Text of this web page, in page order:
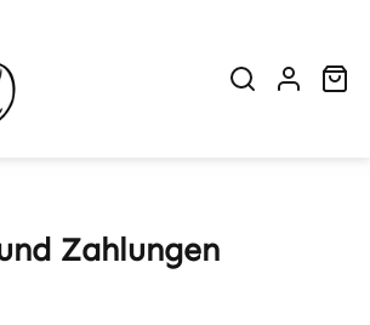
Zahlungen